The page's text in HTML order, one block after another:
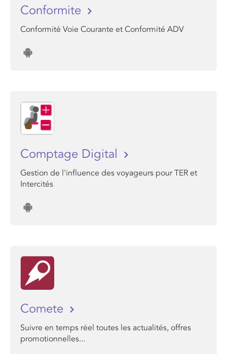
Conformite
Conformité Voie Courante et Conformité ADV
Comptage Digital
Gestion de l'influence des voyageurs pour TER et
Intercités
Comete
Suivre en temps réel toutes les actualités, offres
promotionnelles...